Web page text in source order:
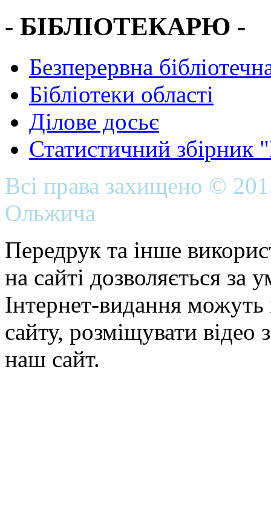
- БІБЛІОТЕКАРЮ -
Безперервна
Бібліотеки області
Ділове досьє
Статистичний
Всі права захищено ©
Ольжича
Передрук та інше
на сайті дозволяється
Інтернет-видання можуть
сайту, розміщувати відео
наш сайт.